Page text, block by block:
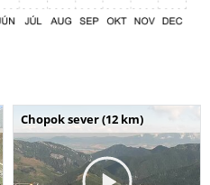
Chopok sever (12 km)